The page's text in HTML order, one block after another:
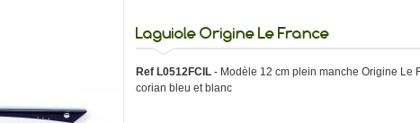
Laguiole Origine Le France
Ref L0512FCIL - Modèle 12 cm plein manche Origine Le
corian bleu et blanc